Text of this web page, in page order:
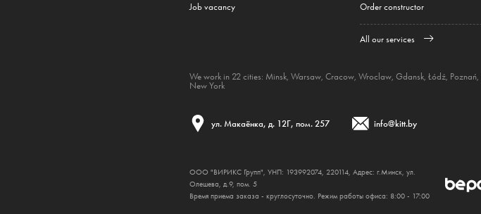
Job vacancy Order constructor
All our services
We work in 22 cities: Minsk, Warsaw, Cracow, Wroclaw, Gdansk, Łódź, Poznań,
New York
ул. Макаёнка, д. 12Г, пом. 257 info@kitt.by
ООО "ВИРИКС Групп", УНП: 193992074, 220114, Адрес: г.Минск, ул.
Олешева, д.9, пом. 5
Время приема заказа - круглосуточно. Режим работы офиса: 8:00 - 17:00